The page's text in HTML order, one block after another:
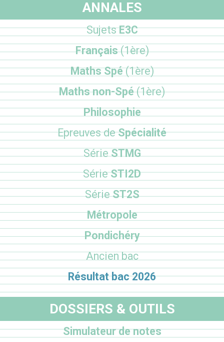
ANNALES
SujetsE3C
Français(1ère)
Maths Spé(1ère)
Maths non-Spé(1ère)
Philosophie
Epreuves deSpécialité
SérieSTMG
SérieSTI2D
SérieST2S
Métropole
Pondichéry
Ancien bac
Résultat bac 2026
DOSSIERS & OUTILS
Simulateur de notes